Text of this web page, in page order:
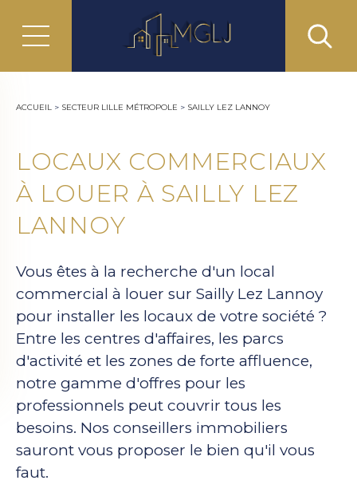
ACCUEIL > SECTEUR LILLE MÉTROPOLE > SAILLY LEZ LANNOY
LOCAUX COMMERCIAUX
À LOUER À SAILLY LEZ
LANNOY
Vous êtes à la recherche d'un local
commercial à louer sur Sailly Lez Lannoy
pour installer les locaux de votre société ?
Entre les centres d'affaires, les parcs
d'activité et les zones de forte affluence,
notre gamme d'offres pour les
professionnels peut couvrir tous les
besoins. Nos conseillers immobiliers
sauront vous proposer le bien qu'il vous
faut.